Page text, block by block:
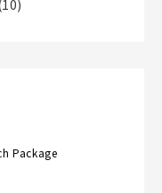
Package